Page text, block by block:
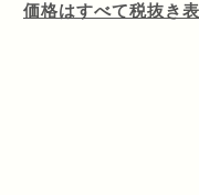
価格はすべて税抜き